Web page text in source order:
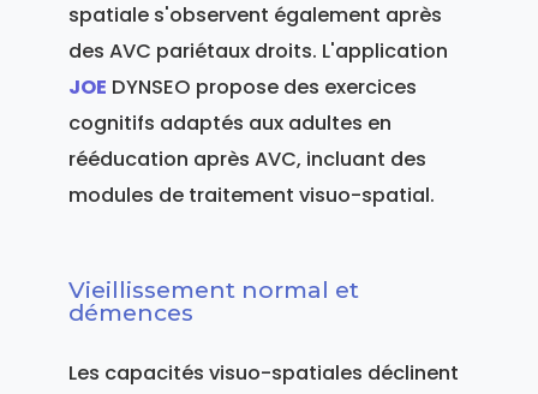
spatiale s'observent également après
des AVC pariétaux droits. L'application
JOE DYNSEO propose des exercices
cognitifs adaptés aux adultes en
rééducation après AVC, incluant des
modules de traitement visuo-spatial.
Vieillissement normal et
démences
Les capacités visuo-spatiales déclinent